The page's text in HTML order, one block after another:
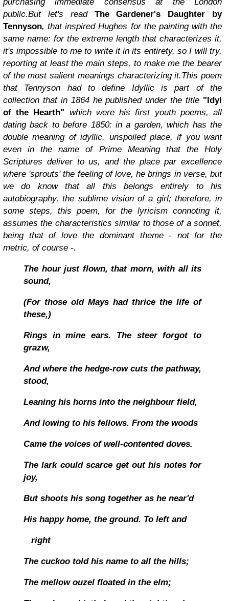
public.But let's read The Gardener's Daughter by
Tennyson, that inspired Hughes for the painting with the
same name: for the extreme length that characterizes it,
it's impossible to me to write it in its entirety, so I will try,
reporting at least the main steps, to make me the bearer
of the most salient meanings characterizing it.This poem
that Tennyson had to define Idyllic is part of the
collection that in 1864 he published under the title "Idyl
of the Hearth" which were his first youth poems, all
dating back to before 1850: in a garden, which has the
double meaning of idyllic, unspoiled place, if you want
even in the name of Prime Meaning that the Holy
Scriptures deliver to us, and the place par excellence
where 'sprouts' the feeling of love, he brings in verse, but
we do know that all this belongs entirely to his
autobiography, the sublime vision of a girl; therefore, in
some steps, this poem, for the lyricism connoting it,
assumes the characteristics similar to those of a sonnet,
being that of love the dominant theme - not for the
metric, of course -.
The hour just flown, that morn, with all its
sound,
(For those old Mays had thrice the life of
these,)
Rings in mine ears. The steer forgot to
grazw,
And where the hedge-row cuts the pathway,
stood,
Leaning his horns into the neighbour field,
And lowing to his fellows. From the woods
Came the voices of well-contented doves.
The lark could scarce get out his notes for
joy,
But shoots his song together as he near'd
His happy home, the ground. To left and
right
The cuckoo told his name to all the hills;
The mellow ouzel floated in the elm;